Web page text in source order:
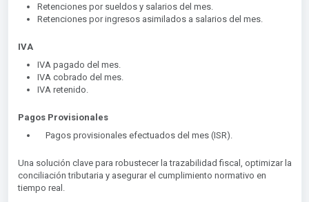
Retenciones por sueldos y salarios del mes.
Retenciones por ingresos asimilados a salarios del mes.
IVA
IVA pagado del mes.
IVA cobrado del mes.
IVA retenido.
Pagos Provisionales
Pagos provisionales efectuados del mes (ISR).
Una solución clave para robustecer la trazabilidad fiscal, optimizar la
conciliación tributaria y asegurar el cumplimiento normativo en
tiempo real.